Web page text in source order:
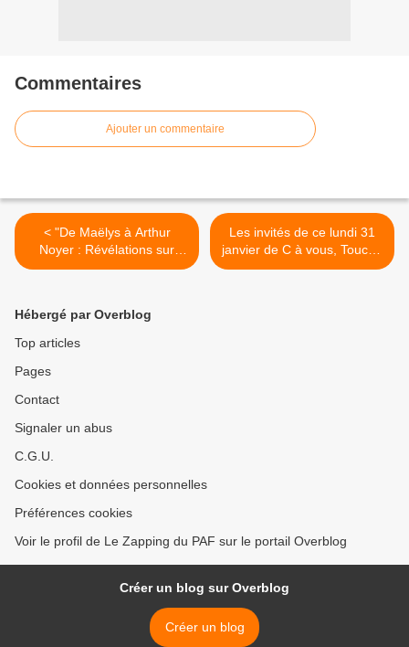
Commentaires
Ajouter un commentaire
< "De Maëlys à Arthur
Noyer : Révélations sur
Nordahl Lelandais avant
Les invités de ce lundi 31
janvier de C à vous, Touche
pas à mon poste, Quotidien
Hébergé par Overblog
Top articles
Pages
Contact
Signaler un abus
C.G.U.
Cookies et données personnelles
Préférences cookies
Voir le profil de Le Zapping du PAF sur le portail Overblog
Créer un blog sur Overblog
Créer un blog